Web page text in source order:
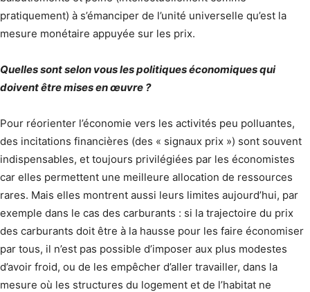
pratiquement) à s’émanciper de l’unité universelle qu’est la
mesure monétaire appuyée sur les prix.
Quelles sont selon vous les politiques économiques qui
doivent être mises en œuvre ?
Pour réorienter l’économie vers les activités peu polluantes,
des incitations financières (des « signaux prix ») sont souvent
indispensables, et toujours privilégiées par les économistes
car elles permettent une meilleure allocation de ressources
rares. Mais elles montrent aussi leurs limites aujourd’hui, par
exemple dans le cas des carburants : si la trajectoire du prix
des carburants doit être à la hausse pour les faire économiser
par tous, il n’est pas possible d’imposer aux plus modestes
d’avoir froid, ou de les empêcher d’aller travailler, dans la
mesure où les structures du logement et de l’habitat ne